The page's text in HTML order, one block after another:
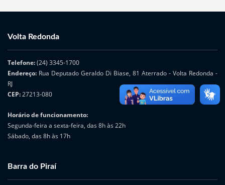
Volta Redonda
Telefone:(24) 3345-1700
Endereço: Rua Deputado Geraldo Di Biase, 81 Aterrado - Volta Redonda -
RJ
CEP:27213-080
Horário de funcionamento:
Segunda-feira a sexta-feira, das 8h às 22h
Sábado, das 8h às 17h
Barra do Piraí